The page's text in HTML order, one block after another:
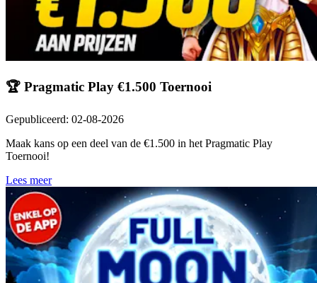
🏆 Pragmatic Play €1.500 Toernooi
Gepubliceerd: 02-08-2026
Maak kans op een deel van de €1.500 in het Pragmatic Play
Toernooi!
Lees meer